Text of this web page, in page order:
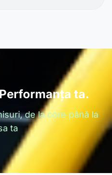
ta.
de la core până la
ta